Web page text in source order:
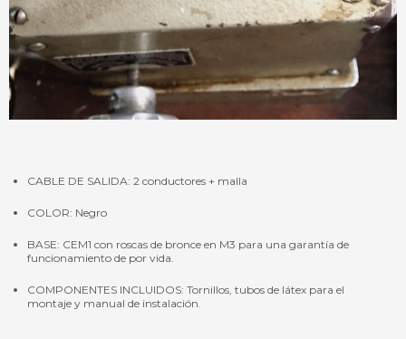
CABLE DE SALIDA: 2 conductores + malla
COLOR: Negro
BASE: CEM1 con roscas de bronce en M3 para una garantía de
funcionamiento de por vida.
COMPONENTES INCLUIDOS: Tornillos, tubos de látex para el
montaje y manual de instalación.